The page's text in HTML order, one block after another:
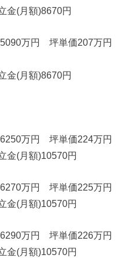
金(月額)8670円
万円 坪単価207万円
金(月額)8670円
万円 坪単価224万円
金(月額)10570円
万円 坪単価225万円
金(月額)10570円
万円 坪単価226万円
金(月額)10570円